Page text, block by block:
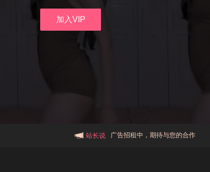
加入VIP
站长说 广告招租中，期待与您的合作